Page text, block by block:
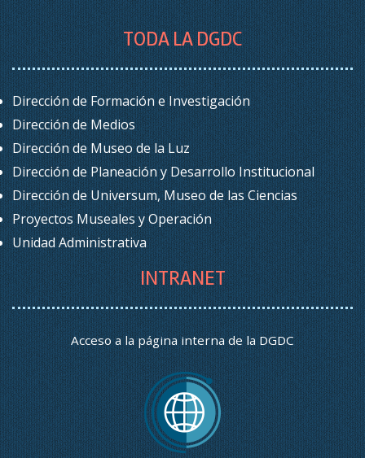
TODA LA DGDC
Dirección de Formación e Investigación
Dirección de Medios
Dirección de Museo de la Luz
Dirección de Planeación y Desarrollo Institucional
Dirección de Universum, Museo de las Ciencias
Proyectos Museales y Operación
Unidad Administrativa
INTRANET
Acceso a la página interna de la DGDC